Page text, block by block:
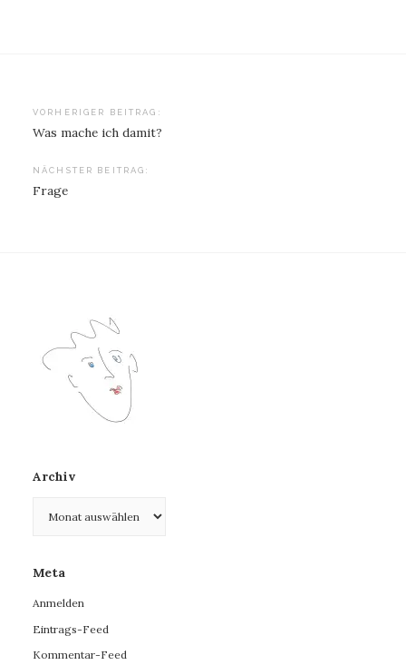
Beitragsnavigation
VORHERIGER BEITRAG:
Was mache ich damit?
NÄCHSTER BEITRAG:
Frage
Archiv
Meta
Anmelden
Eintrags-Feed
Kommentar-Feed